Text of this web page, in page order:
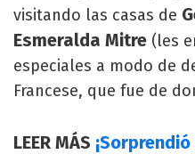
visitando las casas de
Esmeralda Mitre (les
especiales a modo de
Francese, que fue de
LEER MÁS